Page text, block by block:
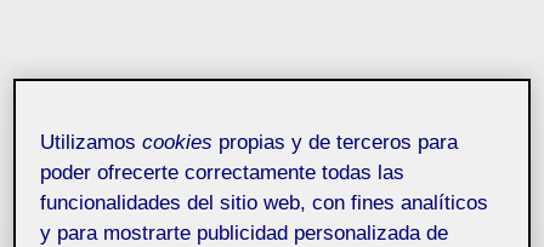
Utilizamoscookies propias y de terceros para
poder ofrecerte correctamente todas las
funcionalidades del sitio web, con fines analíticos
y para mostrarte publicidad personalizada de